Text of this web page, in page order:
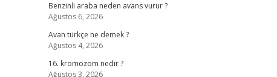
Benzinli araba neden avans vurur ?
Ağustos 6, 2026
Avan türkçe ne demek ?
Ağustos 4, 2026
16. kromozom nedir ?
Ağustos 3, 2026